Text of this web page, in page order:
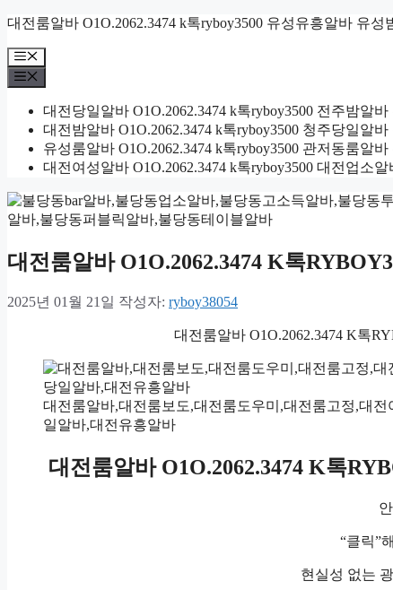
컨
츠
로
대전룸알바 O1O.2062.3474 k톡ryboy3500 유성유흥알바 유성
메
뉴
대전당일알바 O1O.2062.3474 k톡ryboy3500 전주밤알
대전밤알바 O1O.2062.3474 k톡ryboy3500 청주당일알
유성룸알바 O1O.2062.3474 k톡ryboy3500 관저동룸알
대전여성알바 O1O.2062.3474 k톡ryboy3500 대전업소
대전룸알바 O1O.2062.3474 K톡
2025년 01월 21일 작성자: ryboy38054
대전룸알바 O1O.2062.3474 K톡
대전룸알바,대전룸보도,대전룸도우미,대전룸고정,대
일알바,대전유흥알바
대전룸알바 O1O.2062.3474 K톡
“클릭”
현실성 없는